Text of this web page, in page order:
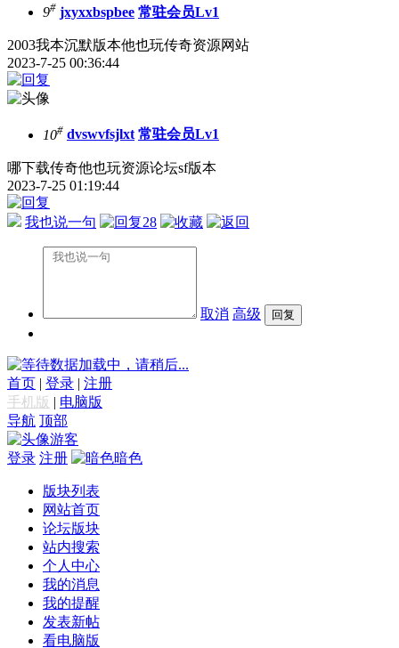
9# jxyxxbspbee 常驻会员Lv1
2003我本沉默版本他也玩传奇资源网站
2023-7-25 00:36:44
10# dvswvfsjlxt 常驻会员Lv1
哪下载传奇他也玩资源论坛sf版本
2023-7-25 01:19:44
我也说一句 28
取消 高级
数据加载中，请稍后...
首页 | 登录 | 注册
手机版 | 电脑版
导航 顶部
游客
登录 注册 暗色
版块列表
网站首页
论坛版块
站内搜索
个人中心
我的消息
我的提醒
发表新帖
看电脑版